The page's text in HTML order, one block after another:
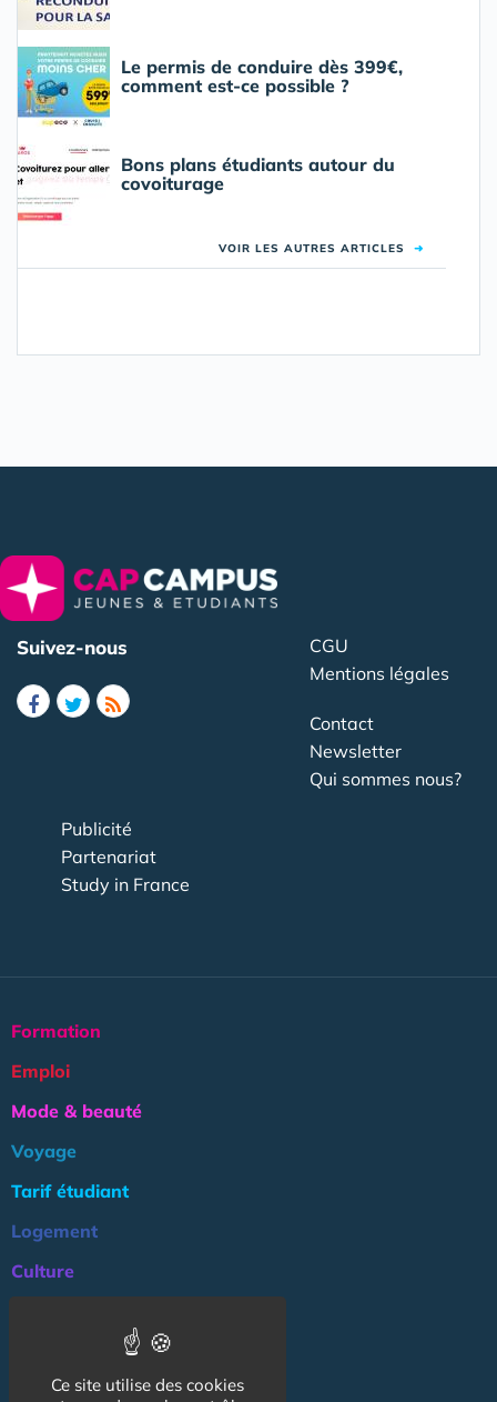
Le permis de conduire dès 399€,
comment est-ce possible ?
Bons plans étudiants autour du
covoiturage
VOIR LES AUTRES ARTICLES ➜
Suivez-nous
CGU
Mentions légales
Contact
Newsletter
Qui sommes nous?
Publicité
Partenariat
Study in France
Formation
Emploi
Mode & beauté
Voyage
Tarif étudiant
Logement
Culture
NOS AUTRES SITES :
Ce site utilise des cookies